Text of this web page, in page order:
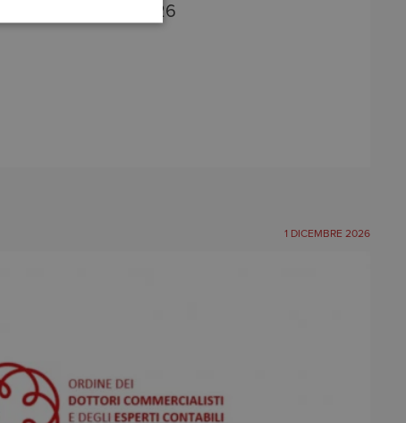
Fisco in Ordine 2026
1 DICEMBRE 2026